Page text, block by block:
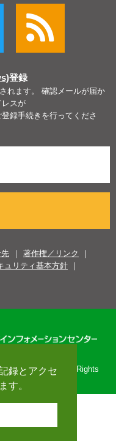
録とアクセ
す。
登録
れます。 確認メールが届か
レスが
録手続きを行ってくださ
著作権／リンク
ュリティ基本方針
Center. All Rights